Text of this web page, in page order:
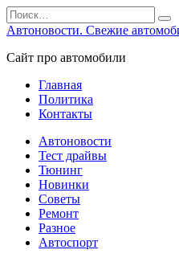
Перейти
к
Search
for:
Автоновости. Свежие
Сайт про автомобили
Главная
Политика
Контакты
Автоновости
Тест драйвы
Тюнинг
Новинки
Советы
Ремонт
Разное
Автоспорт